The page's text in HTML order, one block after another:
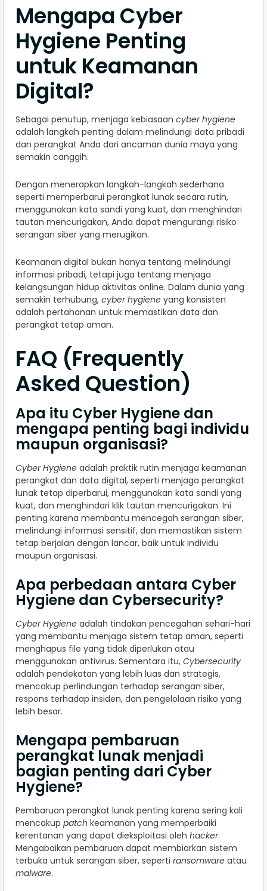
Mengapa Cyber
Hygiene Penting
untuk Keamanan
Digital?
Sebagai penutup, menjaga kebiasaan cyber hygiene
adalah langkah penting dalam melindungi data pribadi
dan perangkat Anda dari ancaman dunia maya yang
semakin canggih.
Dengan menerapkan langkah-langkah sederhana
seperti memperbarui perangkat lunak secara rutin,
menggunakan kata sandi yang kuat, dan menghindari
tautan mencurigakan, Anda dapat mengurangi risiko
serangan siber yang merugikan.
Keamanan digital bukan hanya tentang melindungi
informasi pribadi, tetapi juga tentang menjaga
kelangsungan hidup aktivitas online. Dalam dunia yang
semakin terhubung, cyber hygiene yang konsisten
adalah pertahanan untuk memastikan data dan
perangkat tetap aman.
FAQ (Frequently
Asked Question)
Apa itu Cyber Hygiene dan
mengapa penting bagi individu
maupun organisasi?
Cyber Hygiene adalah praktik rutin menjaga keamanan
perangkat dan data digital, seperti menjaga perangkat
lunak tetap diperbarui, menggunakan kata sandi yang
kuat, dan menghindari klik tautan mencurigakan. Ini
penting karena membantu mencegah serangan siber,
melindungi informasi sensitif, dan memastikan sistem
tetap berjalan dengan lancar, baik untuk individu
maupun organisasi.
Apa perbedaan antara Cyber
Hygiene dan Cybersecurity?
Cyber Hygiene adalah tindakan pencegahan sehari-hari
yang membantu menjaga sistem tetap aman, seperti
menghapus file yang tidak diperlukan atau
menggunakan antivirus. Sementara itu, Cybersecurity
adalah pendekatan yang lebih luas dan strategis,
mencakup perlindungan terhadap serangan siber,
respons terhadap insiden, dan pengelolaan risiko yang
lebih besar.
Mengapa pembaruan
perangkat lunak menjadi
bagian penting dari Cyber
Hygiene?
Pembaruan perangkat lunak penting karena sering kali
mencakup patch keamanan yang memperbaiki
kerentanan yang dapat dieksploitasi oleh hacker.
Mengabaikan pembaruan dapat membiarkan sistem
terbuka untuk serangan siber, seperti ransomware atau
malware.